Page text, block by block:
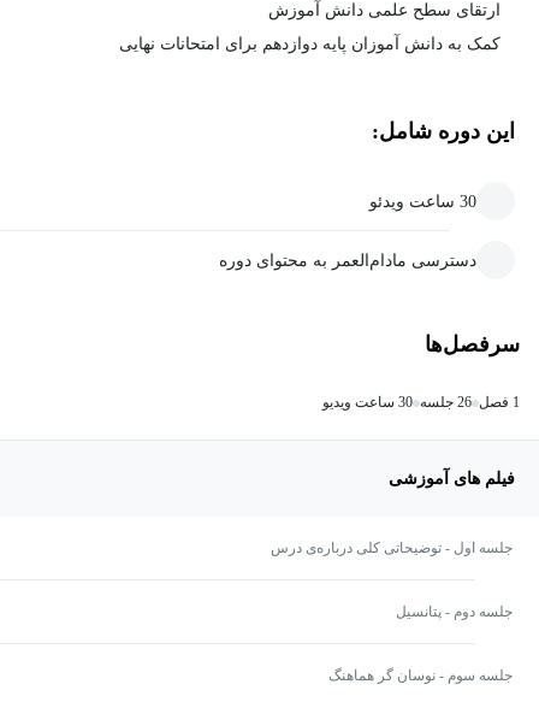
ارتقای سطح علمی دانش آموزش
کمک به دانش آموزان پایه دوازدهم برای امتحانات نهایی
این دوره شامل:
30 ساعت ویدئو
دسترسی مادام‌العمر به محتوای دوره
سرفصل‌ها
1 فصل 26 جلسه 30 ساعت ویدیو
فیلم های آموزشی
جلسه اول - توضیحاتی کلی درباره‌ی درس
جلسه دوم - پتانسیل
جلسه سوم - نوسان گر هماهنگ